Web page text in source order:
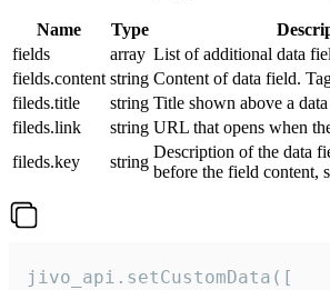
Name Type
fields
array List of additional data
fields.content string Content of data field.
fileds.title
string Title shown above a
fileds.link
string URL that opens when
fileds.key
string
Description of the data
before the field content,
jivo_api.setCustomData([